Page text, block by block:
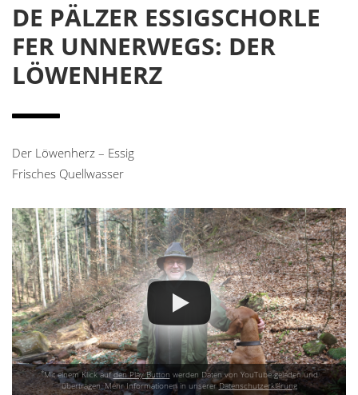
DE PÄLZER ESSIGSCHORLE
FER UNNERWEGS: DER
LÖWENHERZ
Der Löwenherz – Essig
Frisches Quellwasser
*Mit einem Klick aufden Play Button werden Daten von YouTube geladen und
übertragen. Mehr Informationen in unsererDatenschutzerklärung